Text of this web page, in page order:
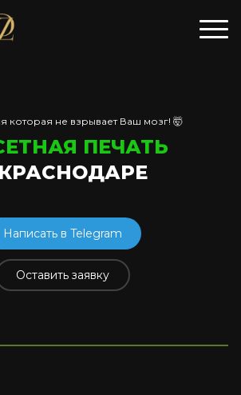
которая не взрывает Ваш мозг! 🤯
ПЕЧАТЬ
Написать в Telegram
Оставить заявку